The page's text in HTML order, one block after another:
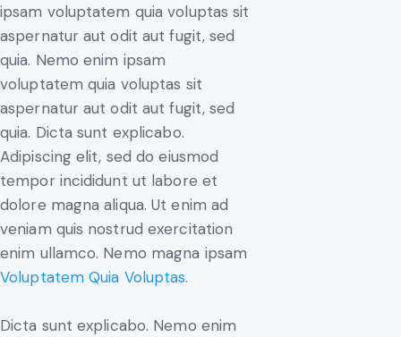
ipsam voluptatem quia voluptas sit
aspernatur aut odit aut fugit, sed
quia. Nemo enim ipsam
voluptatem quia voluptas sit
aspernatur aut odit aut fugit, sed
quia. Dicta sunt explicabo.
Adipiscing elit, sed do eiusmod
tempor incididunt ut labore et
dolore magna aliqua. Ut enim ad
veniam quis nostrud exercitation
enim ullamco. Nemo magna ipsam
Voluptatem Quia Voluptas.
Dicta sunt explicabo. Nemo enim